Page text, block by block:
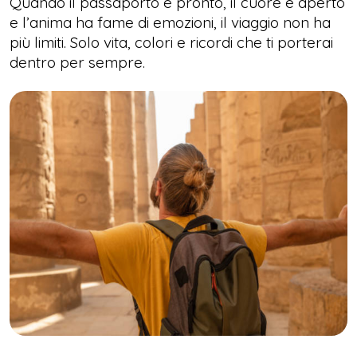
e l’anima ha fame di emozioni, il viaggio non ha
più limiti. Solo vita, colori e ricordi che ti porterai
dentro per sempre.